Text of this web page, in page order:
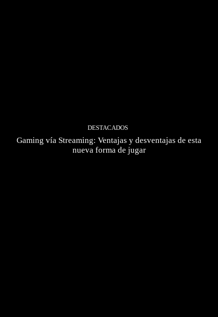
DESTACADOS
Gaming vía Streaming: Ventajas y desventajas de esta
nueva forma de jugar